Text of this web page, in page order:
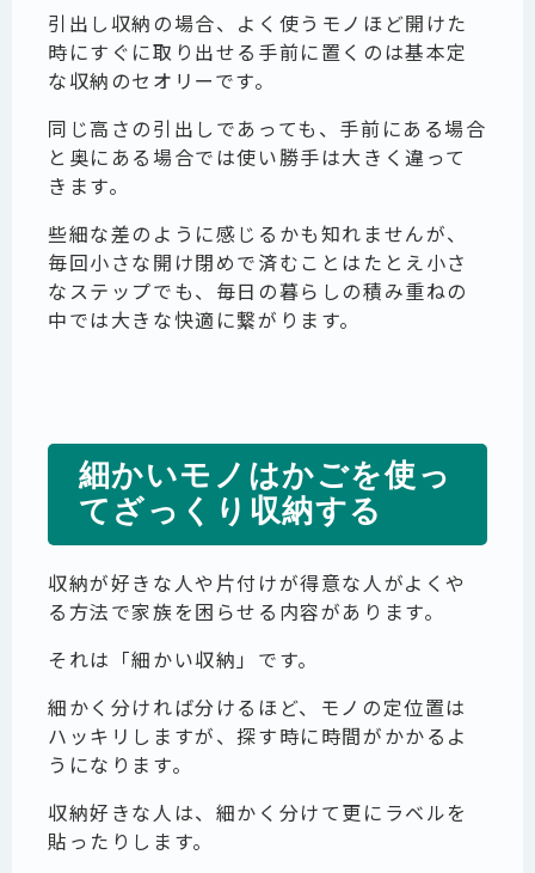
引出し収納の場合、よく使うモノほど開けた
時にすぐに取り出せる手前に置くのは基本定
な収納のセオリーです。
同じ高さの引出しであっても、手前にある場合
と奥にある場合では使い勝手は大きく違って
きます。
些細な差のように感じるかも知れませんが、
毎回小さな開け閉めで済むことはたとえ小さ
なステップでも、毎日の暮らしの積み重ねの
中では大きな快適に繋がります。
細かいモノはかごを使っ
てざっくり収納する
収納が好きな人や片付けが得意な人がよくや
る方法で家族を困らせる内容があります。
それは「細かい収納」です。
細かく分ければ分けるほど、モノの定位置は
ハッキリしますが、探す時に時間がかかるよ
うになります。
収納好きな人は、細かく分けて更にラベルを
貼ったりします。